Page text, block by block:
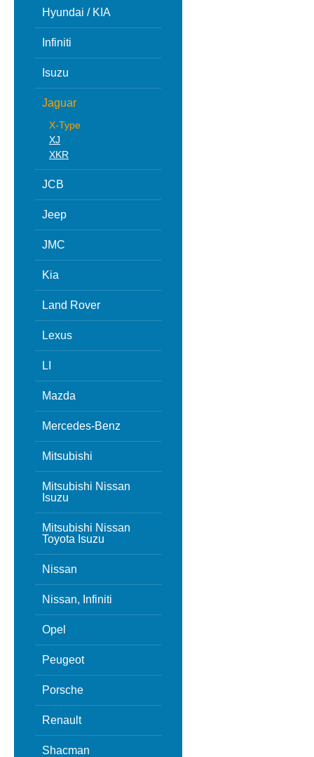
Hyundai / KIA
Infiniti
Isuzu
Jaguar
X-Type
XJ
XKR
JCB
Jeep
JMC
Kia
Land Rover
Lexus
LI
Mazda
Mercedes-Benz
Mitsubishi
Mitsubishi Nissan
Isuzu
Mitsubishi Nissan
Toyota Isuzu
Nissan
Nissan, Infiniti
Opel
Peugeot
Porsche
Renault
Shacman